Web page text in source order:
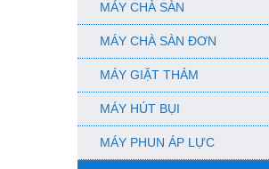
MÁY CHÀ SÀN
MÁY CHÀ SÀN ĐƠN
MÁY GIẶT THẢM
MÁY HÚT BỤI
MÁY PHUN ÁP LỰC